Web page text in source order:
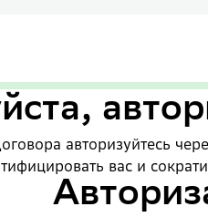
авторизуйтесь
вас и